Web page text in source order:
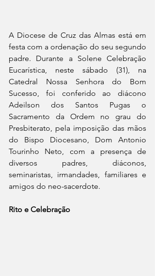
A Diocese de Cruz das Almas está em
festa com a ordenação do seu segundo
padre. Durante a Solene Celebração
Eucarística, neste sábado (31), na
Catedral Nossa Senhora do Bom
Sucesso, foi conferido ao diácono
Adeilson dos Santos Pugas o
Sacramento da Ordem no grau do
Presbiterato, pela imposição das mãos
do Bispo Diocesano, Dom Antonio
Tourinho Neto, com a presença de
diversos padres, diáconos,
seminaristas, irmandades, familiares e
amigos do neo-sacerdote.
Rito e Celebração